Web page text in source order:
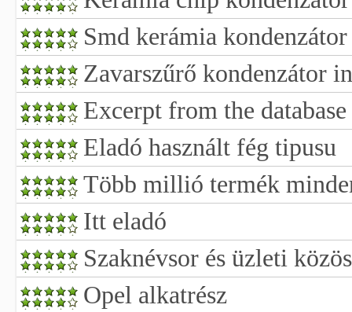
Smd kerámia kondenzátor
Zavarszűrő kondenzátor
Excerpt from the
Eladó használt fég tipusu
Több millió termék
Itt eladó
Szaknévsor és üzleti
Opel alkatrész